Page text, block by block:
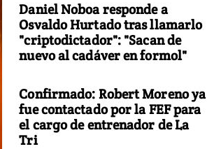
Daniel Noboa responde a
Osvaldo Hurtado tras llamarlo
"criptodictador": "Sacan de
nuevo al cadáver en formol"
Confirmado: Robert Moreno ya
fue contactado por la FEF para
el cargo de entrenador de La
Tri